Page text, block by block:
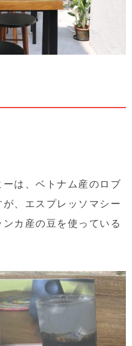
は、ベトナム産のロブ
、エスプレッソマシー
カ産の豆を使っている